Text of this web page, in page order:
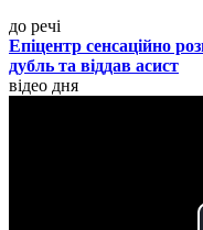
до речі
Епіцентр сенсаційно
дубль та віддав асист
відео дня